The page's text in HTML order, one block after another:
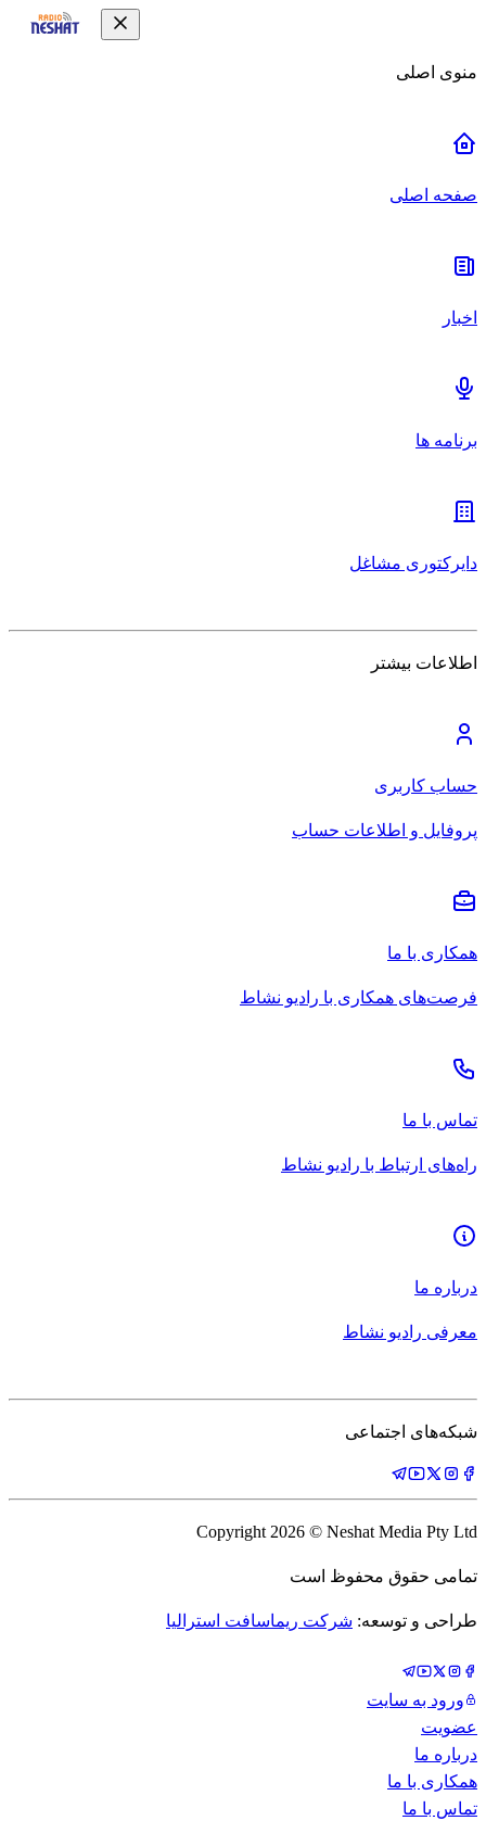
منوی اصلی
صفحه اصلی
اخبار
برنامه ها
دایرکتوری مشاغل
اطلاعات بیشتر
حساب کاربری
پروفایل و اطلاعات حساب
همکاری با ما
فرصت‌های همکاری با رادیو نشاط
تماس با ما
راه‌های ارتباط با رادیو نشاط
درباره ما
معرفی رادیو نشاط
شبکه‌های اجتماعی
Copyright 2026 © Neshat Media Pty Ltd
تمامی حقوق محفوظ است
طراحی و توسعه: شرکت ریماسافت استرالیا
ورود به سایت
عضویت
درباره ما
همکاری با ما
تماس با ما